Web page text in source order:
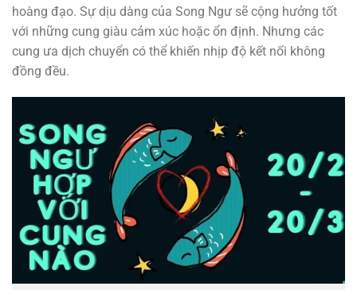
hoàng đạo. Sự dịu dàng của Song Ngư sẽ cộng hưởng tốt
với những cung giàu cảm xúc hoặc ổn định. Nhưng các
cung ưa dịch chuyển có thể khiến nhịp độ kết nối không
đồng đều.